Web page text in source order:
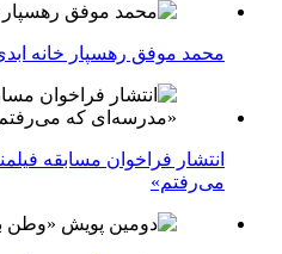
محمد موفق رهسپار خانه
انتشار فراخوان مسابقه
می‌رفتم»